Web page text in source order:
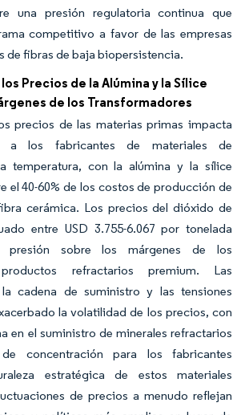
una presión regulatoria continua que
competitivo a favor de las empresas
de fibras de baja biopersistencia.
Precios de la Alúmina y la Sílice
de los Transformadores
precios de las materias primas impacta
a los fabricantes de materiales de
temperatura, con la alúmina y la sílice
el 40-60% de los costos de producción de
cerámica. Los precios del dióxido de
entre USD 3.755-6.067 por tonelada
presión sobre los márgenes de los
refractarios premium. Las
cadena de suministro y las tensiones
la volatilidad de los precios, con
en el suministro de minerales refractarios
concentración para los fabricantes
estratégica de estos materiales
de precios a menudo reflejan